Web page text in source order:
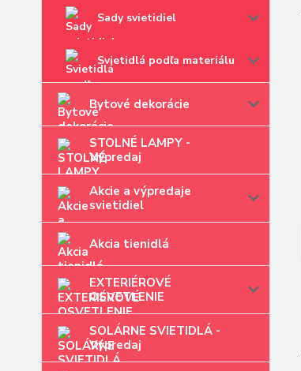
Sady svietidiel
Svietidlá podľa materiálu
Bytové dekorácie
STOLNÉ LAMPY -
Výpredaj
Akcie a výpredaje
svietidiel
Akcia tienidlá
EXTERIÉROVÉ
OSVETLENIE
SOLÁRNE SVIETIDLÁ -
Výpredaj